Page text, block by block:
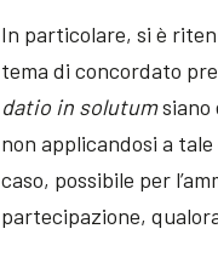
In particolare, si è
tema di concordato
datio in solutum
non applicandosi a
caso, possibile per
partecipazione,